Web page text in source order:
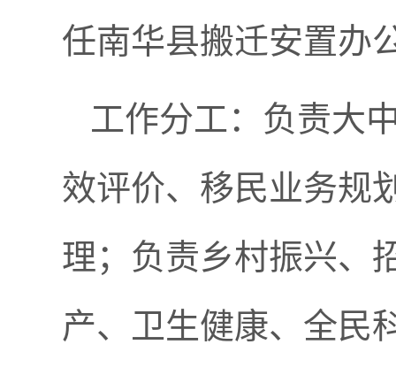
任南华县搬迁安置办
工作分工： 负责大
效评价、移民业务规
理；负责乡村振兴、
产、卫生健康、全民